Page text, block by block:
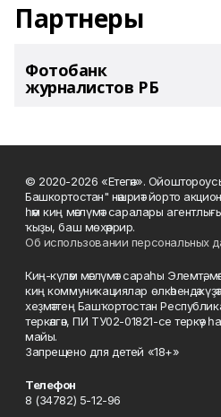
Партнеры
Фотобанк
журналистов РБ
© 2020-2026 «Етегән».
Башкортостан" нәшриәт йорто
һәм киң мәғлүмәт саралары агентлығы.
ҡыҙы, баш мөхәррир.
Об использовании персональных
Киң-күләм мәғлүмәт сараһы Элемтә,
киң коммуникациялар өлкәһендә
хеҙмәттең Башҡортостан
теркәлгән, ПИ ТУ02-01821-се
майы.
Запрещено для детей «18+»
Телефон
8 (34782) 5-12-96